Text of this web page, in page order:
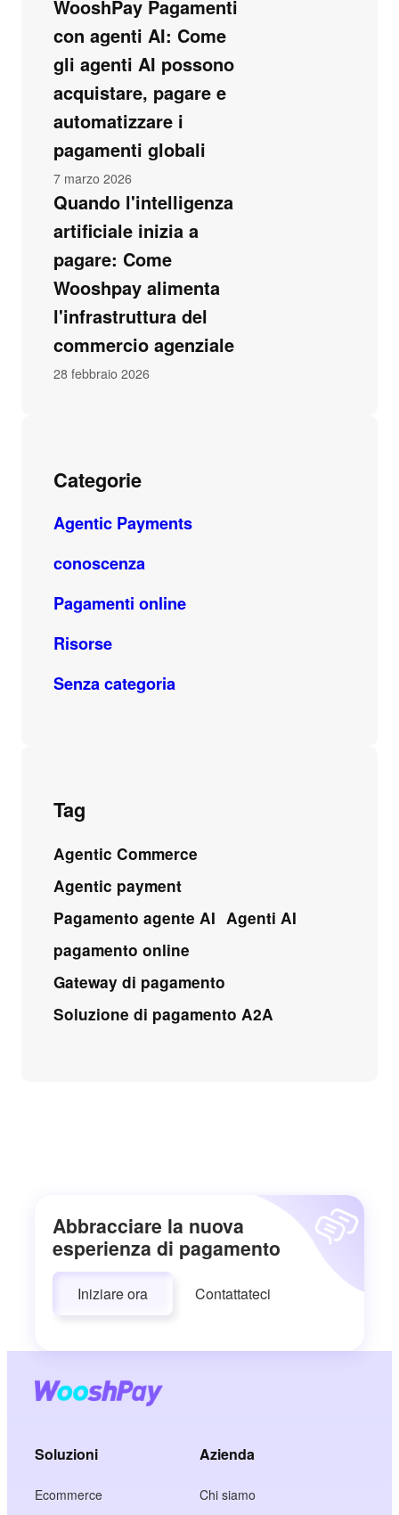
WooshPay Pagamenti
con agenti AI: Come
gli agenti AI possono
acquistare, pagare e
automatizzare i
pagamenti globali
7 marzo 2026
Quando l'intelligenza
artificiale inizia a
pagare: Come
Wooshpay alimenta
l'infrastruttura del
commercio agenziale
28 febbraio 2026
Categorie
Agentic Payments
conoscenza
Pagamenti online
Risorse
Senza categoria
Tag
Agentic Commerce
Agentic payment
Pagamento agente AI Agenti AI
pagamento online
Gateway di pagamento
Soluzione di pagamento A2A
Abbracciare la nuova
esperienza di pagamento
Iniziare ora Contattateci
Soluzioni
Ecommerce
Azienda
Chi siamo